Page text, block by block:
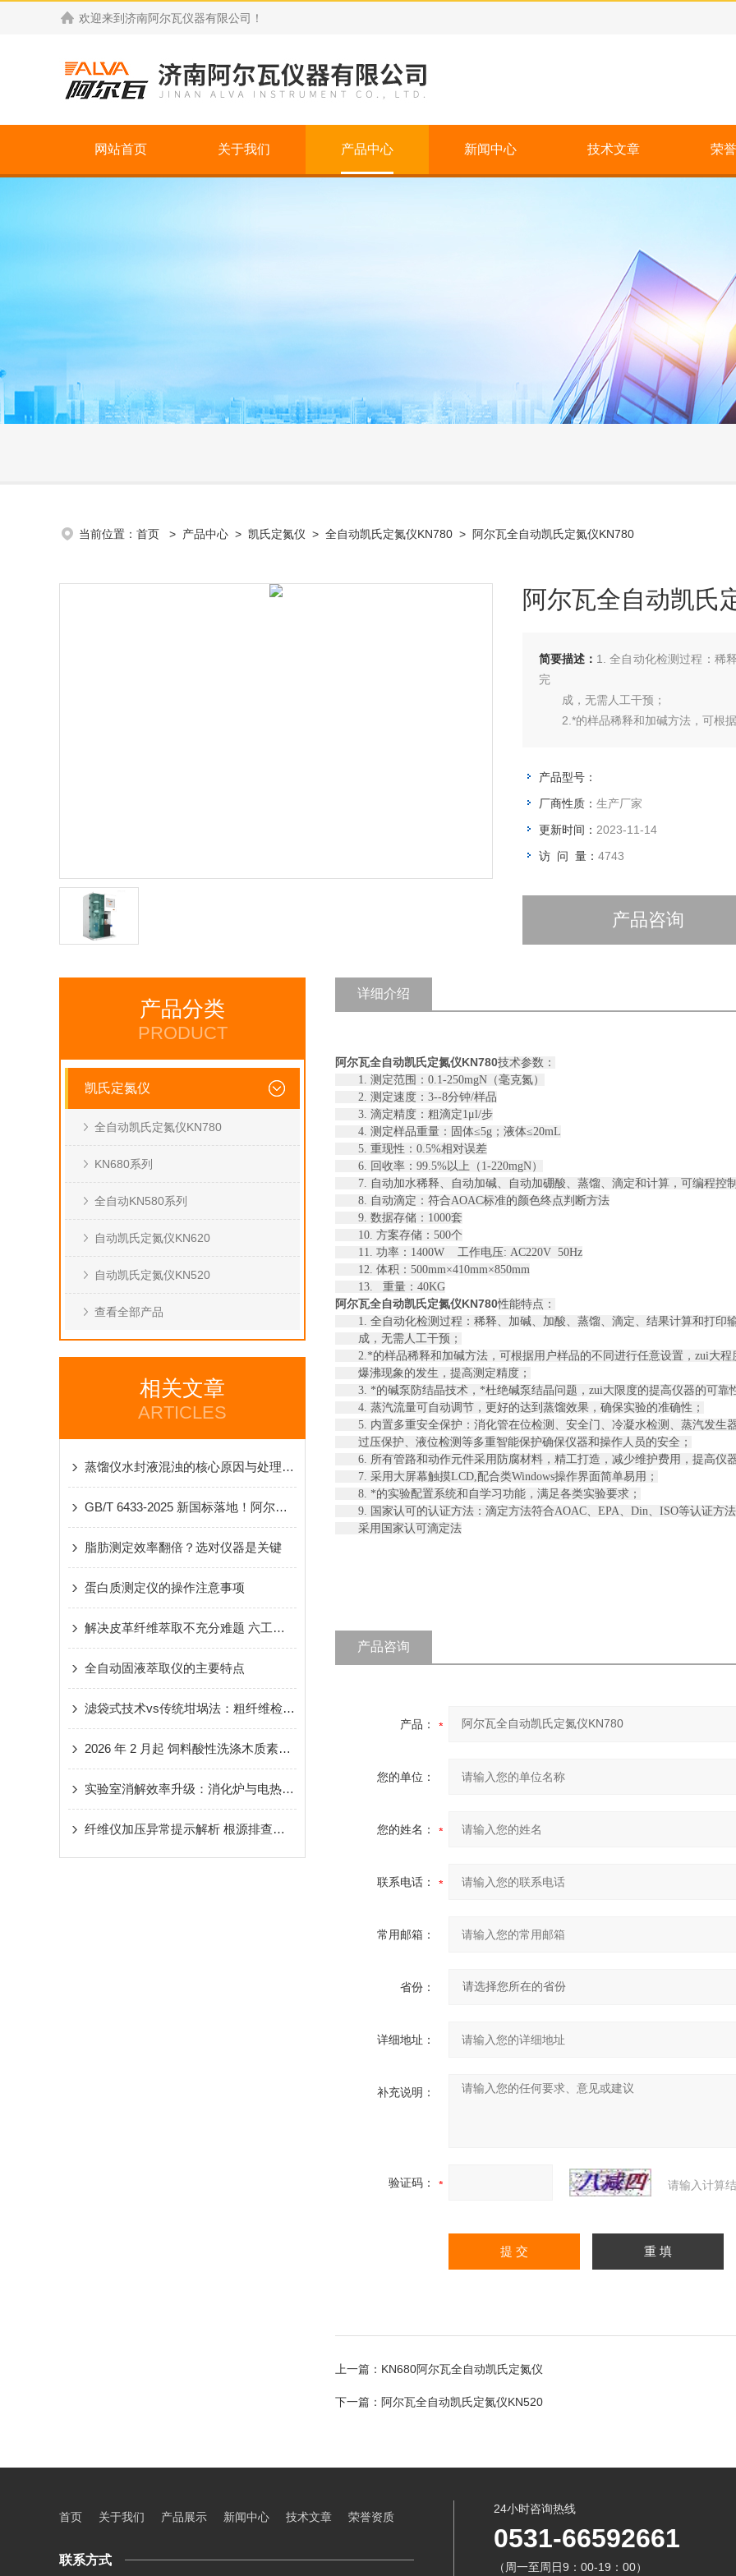
欢迎来到 济南阿尔瓦仪器有限公司 ！
网站首页 关于我们 产品中心 新闻中心 技术文章 荣
当前位置： 首页 > 产品中心 > 凯氏定氮仪 > 全自动凯氏定氮仪KN780 > 阿尔瓦全自动凯氏定氮仪KN780
阿尔瓦全自动凯氏
简要描述： 1. 全自动化检测过程：稀
完
成，无需人工干预；
2.*的样品稀释和加碱方法，可根据
4. 蒸汽流量可自动调节，更好的达
产品型号：
厂商性质： 生产厂家
更新时间： 2023-11-14
访 问 量： 4743
产品咨询
产品分类
PRODUCT
凯氏定氮仪
全自动凯氏定氮仪KN780
KN680系列
全自动KN580系列
自动凯氏定氮仪KN620
自动凯氏定氮仪KN520
查看全部产品
相关文章
ARTICLES
蒸馏仪水封液混浊的核心原因与处理思路
GB/T 6433-2025 新国标落地！阿尔瓦 让饲料粗脂肪检测 “合规 + 高效”
脂肪测定效率翻倍？选对仪器是关键
蛋白质测定仪的操作注意事项
解决皮革纤维萃取不充分难题 六工位独立控温抽提仪选型指南
全自动固液萃取仪的主要特点
滤袋式技术vs传统坩埚法：粗纤维检测的技术革新
2026 年 2 月起 饲料酸性洗涤木质素测定启用新国标
实验室消解效率升级：消化炉与电热板关键性能对比
纤维仪加压异常提示解析 根源排查与处理方案
详细介绍
阿尔瓦全自动凯氏定氮仪KN780技术参数：
1. 测定范围：0.1-250mgN（毫克氮）
2. 测定速度：3--8分钟/样品
3. 滴定精度：粗滴定1μl/步
4. 测定样品重量：固体≤5g；液体≤20mL
5. 重现性：0.5%相对误差
6. 回收率：99.5%以上（1-220mgN）
7. 自动加水稀释、自动加碱、自动加硼酸、蒸馏、滴定和计算，可编程控
8. 自动滴定：符合AOAC标准的颜色终点判断方法
9. 数据存储：1000套
10. 方案存储：500个
11. 功率：1400W 工作电压: AC220V 50Hz
12. 体积：500mm×410mm×850mm
13. 重量：40KG
阿尔瓦全自动凯氏定氮仪KN780性能特点：
1. 全自动化检测过程：稀释、加碱、加酸、蒸馏、滴定、结果计算和打印
成，无需人工干预；
2.*的样品稀释和加碱方法，可根据用户样品的不同进行任意设置，zui大程
爆沸现象的发生，提高测定精度；
3. *的碱泵防结晶技术，*杜绝碱泵结晶问题，zui大限度的提高仪器的可靠
4. 蒸汽流量可自动调节，更好的达到蒸馏效果，确保实验的准确性；
5. 内置多重安全保护：消化管在位检测、安全门、冷凝水检测、蒸汽发生
过压保护、液位检测等多重智能保护确保仪器和操作人员的安全；
6. 所有管路和动作元件采用防腐材料，精工打造，减少维护费用，提高仪
7. 采用大屏幕触摸LCD,配合类Windows操作界面简单易用；
8. *的实验配置系统和自学习功能，满足各类实验要求；
9. 国家认可的认证方法：滴定方法符合AOAC、EPA、Din、ISO等认证方
采用国家认可滴定法
产品咨询
产品：
您的单位：
您的姓名：
联系电话：
常用邮箱：
省份：
详细地址：
补充说明：
验证码： 请输入计算
上一篇： KN680阿尔瓦全自动凯氏定氮仪
下一篇： 阿尔瓦全自动凯氏定氮仪KN520
首页 关于我们 产品展示 新闻中心 技术文章 荣誉资质
联系方式
24小时咨询热线
0531-66592661
（周一至周日9：00-19：00）